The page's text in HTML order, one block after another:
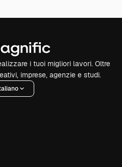
i tuoi migliori lavori. Oltre
imprese, agenzie e studi.